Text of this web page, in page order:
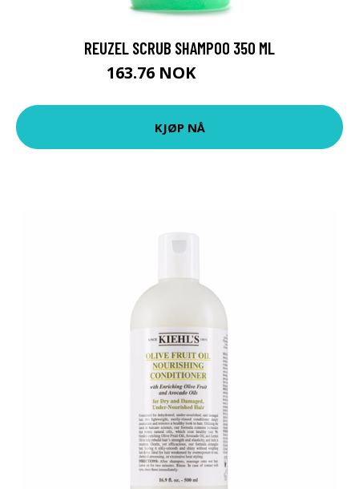
REUZEL SCRUB SHAMPOO 350 ML
163.76 NOK
KJØP NÅ